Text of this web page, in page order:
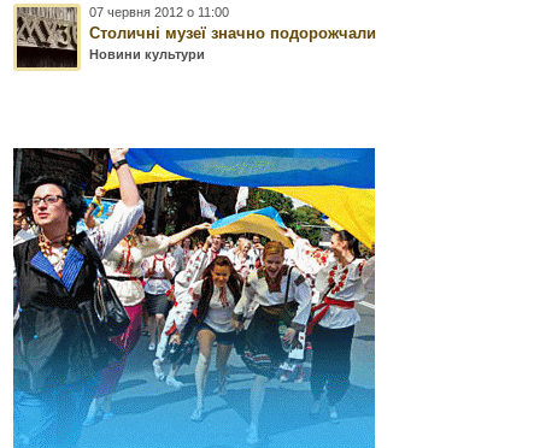
07 червня 2012 о 11:00
Столичні музеї значно подорожчали
Новини культури